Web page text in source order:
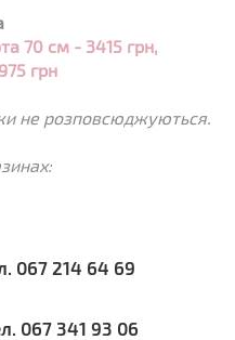
70 см - 3415 грн,
грн
не розповсюджуються.
067 214 64 69
067 341 93 06